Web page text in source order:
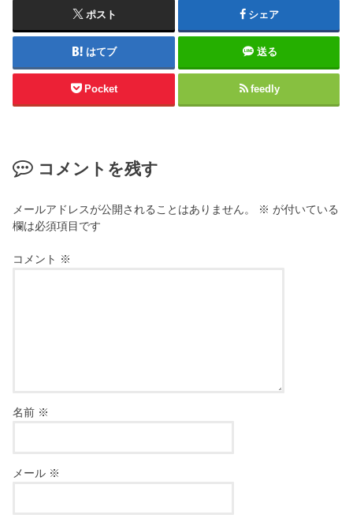
ポスト シェア
はてブ 送る
Pocket feedly
コメントを残す
メールアドレスが公開されることはありません。 ※ が付いている
欄は必須項目です
コメント ※
名前 ※
メール ※